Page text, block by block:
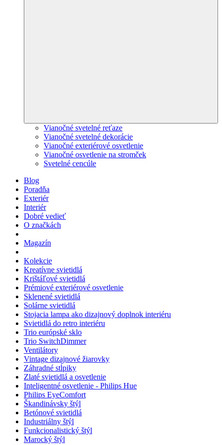
Vianočné svetelné reťaze
Vianočné svetelné dekorácie
Vianočné exteriérové osvetlenie
Vianočné osvetlenie na stromček
Svetelné cencúle
Blog
Poradňa
Exteriér
Interiér
Dobré vedieť
O značkách
Magazín
Kolekcie
Kreatívne svietidlá
Krištáľové svietidlá
Prémiové exteriérové osvetlenie
Sklenené svietidlá
Solárne svietidlá
Stojacia lampa ako dizajnový doplnok interiéru
Svietidlá do retro interiéru
Trio európské sklo
Trio SwitchDimmer
Ventilátory
Vintage dizajnové žiarovky
Záhradné stĺpiky
Zlaté svietidlá a osvetlenie
Inteligentné osvetlenie - Philips Hue
Philips EyeComfort
Škandinávsky štýl
Betónové svietidlá
Industriálny štýl
Funkcionalistický štýl
Marocký štýl